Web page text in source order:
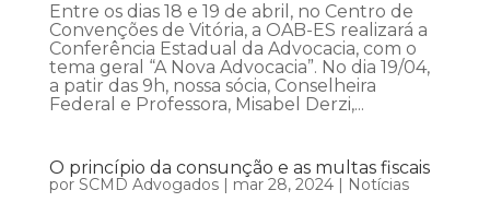
Entre os dias 18 e 19 de abril, no Centro de
Convenções de Vitória, a OAB-ES realizará a
Conferência Estadual da Advocacia, com o
tema geral “A Nova Advocacia”. No dia 19/04,
a patir das 9h, nossa sócia, Conselheira
Federal e Professora, Misabel Derzi,...
O princípio da consunção e as multas fiscais
por SCMD Advogados| mar 28, 2024| Notícias